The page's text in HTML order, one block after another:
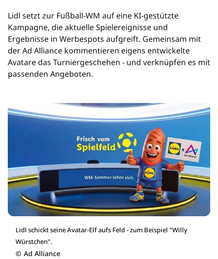
Lidl setzt zur Fußball-WM auf eine KI-gestützte
Kampagne, die aktuelle Spielereignisse und
Ergebnisse in Werbespots aufgreift. Gemeinsam mit
der Ad Alliance kommentieren eigens entwickelte
Avatare das Turniergeschehen - und verknüpfen es mit
passenden Angeboten.
Lidl schickt seine Avatar-Elf aufs Feld - zum Beispiel "Willy
Würstchen".
© Ad Alliance